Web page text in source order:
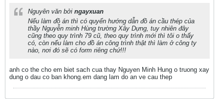
Nguyên văn bởi ngayxuan
Nếu làm đồ án thì có quyển hướng dẫn đồ án cầu thép của
thầy Nguyễn minh Hùng trường Xây Dựng, tuy nhiên đây
cũng theo quy trình 79 cũ, theo quy trình mới thì tôi o thấy
có, còn nếu làm cho đồ án công trình thật thì làm ở công ty
nào, nơi đó sẽ có form riêng chứ!!!
anh co the cho em biet sach cua thay Nguyen Minh Hung o truong xay
dung o dau co ban khong.em dang lam do an ve cau thep